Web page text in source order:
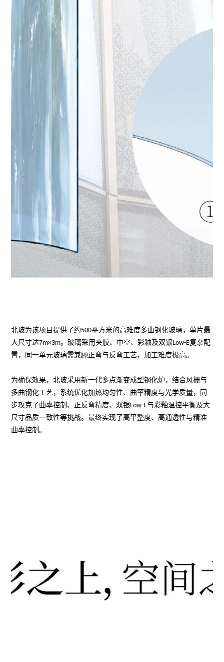
北玻为该项目提供了约500平方米的高难度多曲钢化玻璃，单片最
大尺寸达7m×3m。玻璃采用夹胶、中空、彩釉及双银Low-E复杂配
置，同一单元玻璃需兼顾正弯与反弯工艺，加工难度极高。
为确保效果，北玻采用新一代多点渐变成型钢化炉，结合风栅与
多曲钢化工艺，系统优化加热均匀性、曲率精度与光学质量，同
步攻克了曲率控制、正反弯精度、双银Low-E与彩釉温控平衡及大
尺寸品质一致性等挑战。最终实现了高平整度、高通透性与精准
曲率控制。